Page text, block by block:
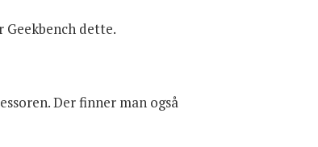
Geekbench dette.
Der finner man også